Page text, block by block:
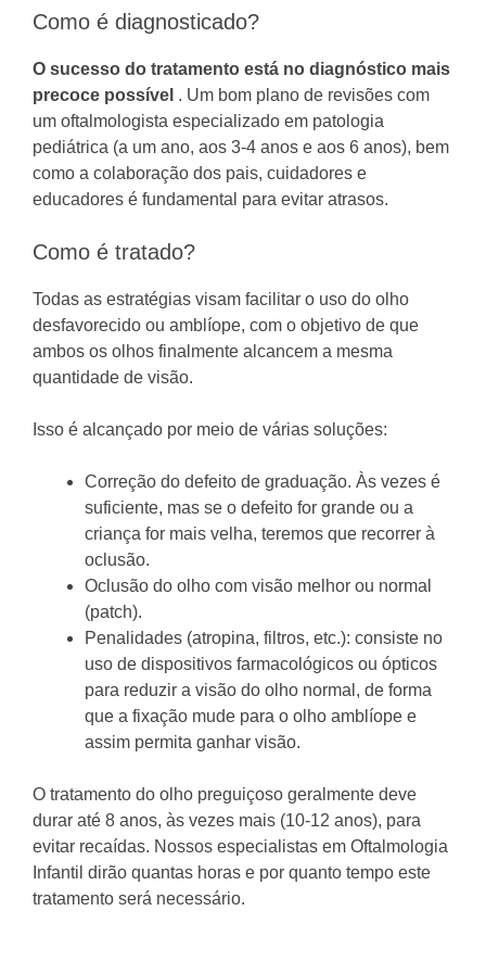
Como é diagnosticado?
O sucesso do tratamento está no diagnóstico mais
precoce possível . Um bom plano de revisões com
um oftalmologista especializado em patologia
pediátrica (a um ano, aos 3-4 anos e aos 6 anos), bem
como a colaboração dos pais, cuidadores e
educadores é fundamental para evitar atrasos.
Como é tratado?
Todas as estratégias visam facilitar o uso do olho
desfavorecido ou amblíope, com o objetivo de que
ambos os olhos finalmente alcancem a mesma
quantidade de visão.
Isso é alcançado por meio de várias soluções:
Correção do defeito de graduação. Às vezes é
suficiente, mas se o defeito for grande ou a
criança for mais velha, teremos que recorrer à
oclusão.
Oclusão do olho com visão melhor ou normal
(patch).
Penalidades (atropina, filtros, etc.): consiste no
uso de dispositivos farmacológicos ou ópticos
para reduzir a visão do olho normal, de forma
que a fixação mude para o olho amblíope e
assim permita ganhar visão.
O tratamento do olho preguiçoso geralmente deve
durar até 8 anos, às vezes mais (10-12 anos), para
evitar recaídas. Nossos especialistas em Oftalmologia
Infantil dirão quantas horas e por quanto tempo este
tratamento será necessário.